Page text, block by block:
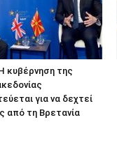
κυβέρνηση της
για να δεχτεί
από τη Βρετανία